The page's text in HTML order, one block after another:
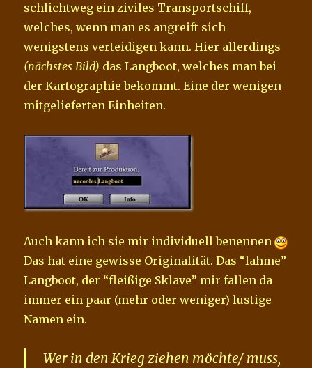
schlichtweg ein ziviles Transportschiff,
welches, wenn man es angreift sich
wenigstens verteidigen kann. Hier allerdings
(nächstes Bild) das Langboot, welches man bei
der Kartographie bekommt. Eine der wenigen
mitgelieferten Einheiten.
Auch kann ich sie mir individuell benennen
Das hat eine gewisse Originalität. Das “lahme”
Langboot, der “fleißige Sklave” mir fallen da
immer ein paar (mehr oder weniger) lustige
Namen ein.
Wer in den Krieg ziehen möchte/ muss,